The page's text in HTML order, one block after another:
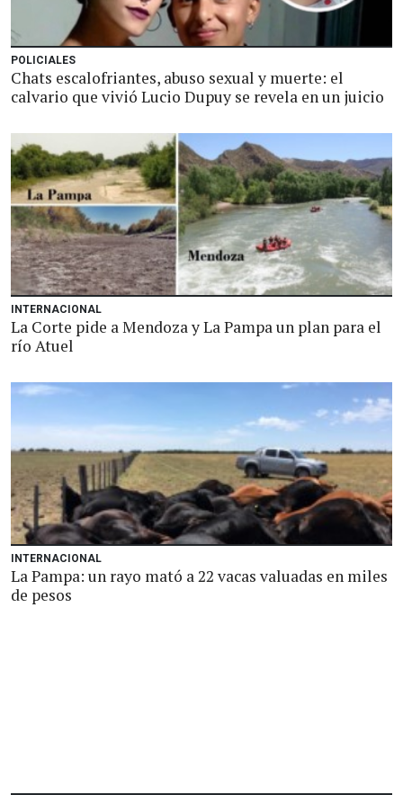
POLICIALES
Chats escalofriantes, abuso sexual y muerte: el
calvario que vivió Lucio Dupuy se revela en un juicio
INTERNACIONAL
La Corte pide a Mendoza y La Pampa un plan para el
río Atuel
INTERNACIONAL
La Pampa: un rayo mató a 22 vacas valuadas en miles
de pesos